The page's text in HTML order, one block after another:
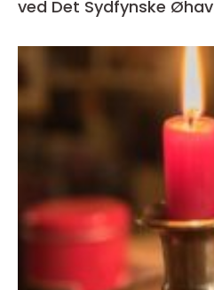
ved Det Sydfynske Øhav